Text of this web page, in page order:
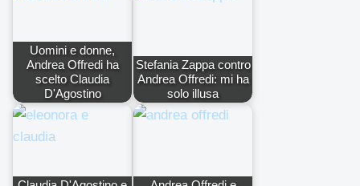
Uomini e donne,
Andrea Offredi ha
scelto Claudia
D'Agostino
Stefania Zappa contro
Andrea Offredi: mi ha
solo illusa